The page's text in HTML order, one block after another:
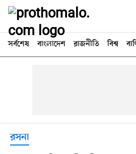
সর্বশেষ বাংলাদেশ রাজনীতি বিশ্ব
রসনা